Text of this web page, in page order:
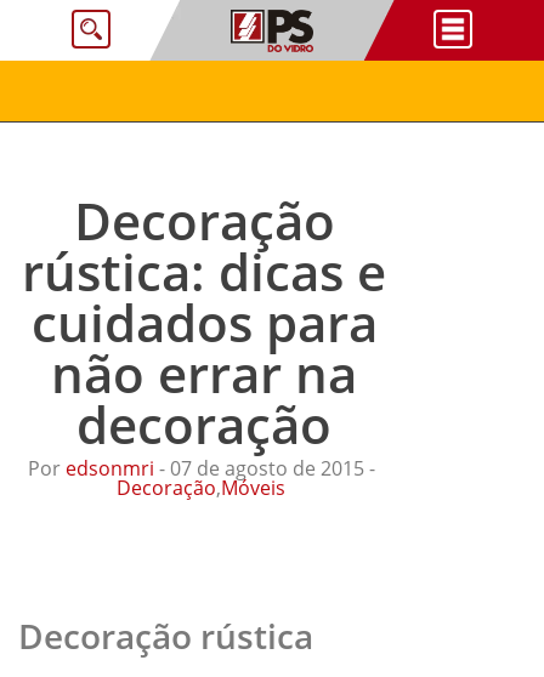
Decoração
rústica: dicas e
cuidados para
não errar na
decoração
Por edsonmri - 07 de agosto de 2015 -
Decoração,Móveis
Decoração rústica